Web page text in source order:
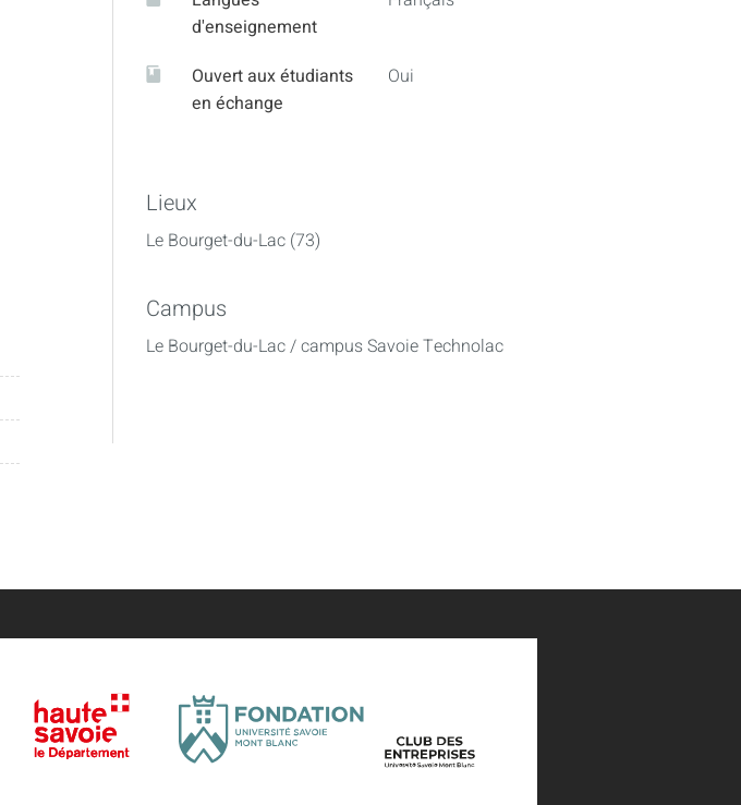
d'enseignement
Ouvert aux étudiants
en échange
Oui
Lieux
Le Bourget-du-Lac (73)
Campus
Le Bourget-du-Lac / campus Savoie Technolac